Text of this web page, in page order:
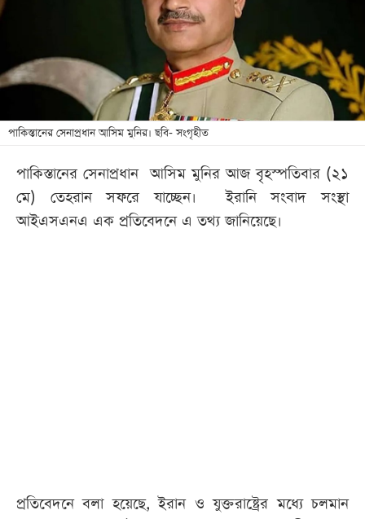
লাইফ
শিক্ষা
সব
বিভাগ
পেপার
পাকিস্তানের সেনাপ্রধান আসিম মুনির। ছবি- সংগৃহীত
পাকিস্তানের সেনাপ্রধান আসিম মুনির আজ বৃহস্পতিবার (২১
মে) তেহরান সফরে যাচ্ছেন। ইরানি সংবাদ সংস্থা
আইএসএনএ এক প্রতিবেদনে এ তথ্য জানিয়েছে।
প্রতিবেদনে বলা হয়েছে, ইরান ও যুক্তরাষ্ট্রের মধ্যে চলমান